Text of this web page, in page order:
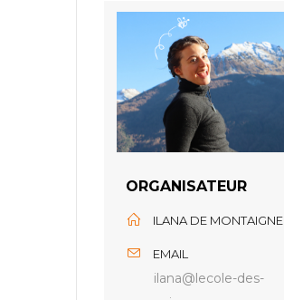
ORGANISATEUR
ILANA DE MONTAIGNE
EMAIL
ilana@lecole-des-